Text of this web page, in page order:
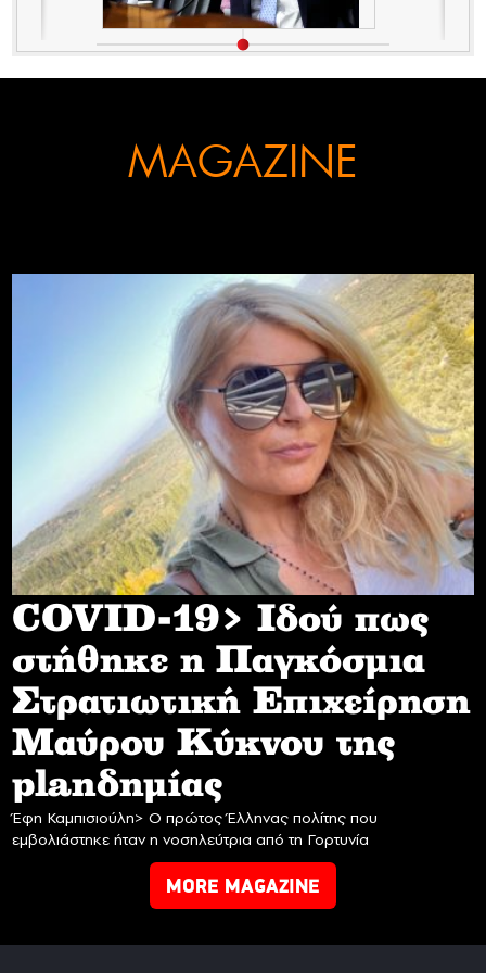
MAGAZINE
COVID-19> Iδού πως
στήθηκε η Παγκόσμια
Στρατιωτική Επιχείρηση
Mαύρου Κύκνου της
planδημίας
Έφη Καμπισιούλη> Ο πρώτος Έλληνας πολίτης που
εμβολιάστηκε ήταν η νοσηλεύτρια από τη Γορτυνία
MORE MAGAZINE